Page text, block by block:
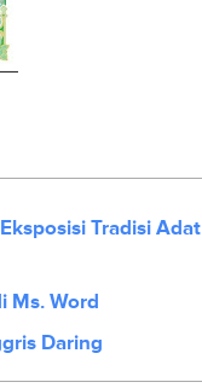
Tradisi Adat
Ms. Word
Daring